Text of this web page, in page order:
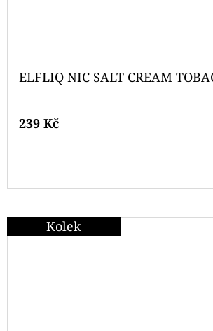
ELFLIQ NIC SALT CREAM
239 Kč
Kolek